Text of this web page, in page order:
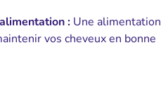
: Une alimentation
vos cheveux en bonne